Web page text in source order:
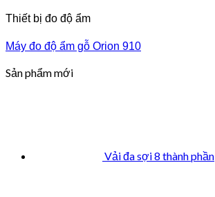
Thiết bị đo độ ẩm
Máy đo độ ẩm gỗ Orion 910
Sản phẩm mới
Vải đa sợi 8 thành phần